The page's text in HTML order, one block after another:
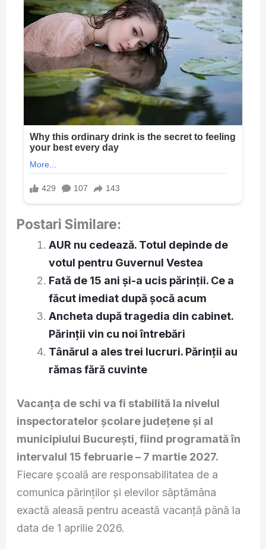
Postari Similare:
AUR nu cedează. Totul depinde de
votul pentru Guvernul Vestea
Fată de 15 ani și-a ucis părinții. Ce a
făcut imediat după șocă acum
Ancheta după tragedia din cabinet.
Părinții vin cu noi întrebări
Tânărul a ales trei lucruri. Părinții au
rămas fără cuvinte
Vacanța de schi va fi stabilită la nivelul
inspectoratelor școlare județene și al
municipiului București, fiind programată în
intervalul 15 februarie – 7 martie 2027.
Fiecare școală are responsabilitatea de a
comunica părinților și elevilor săptămâna
exactă aleasă pentru această vacanță până la
data de 1 aprilie 2026.